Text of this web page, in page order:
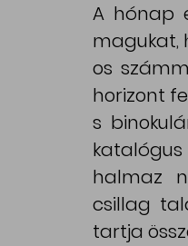
A hónap
magukat,
os
horizont
s
halmaz
csillag
tartja